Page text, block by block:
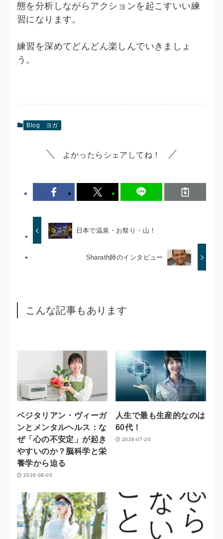
態を分析しながらアクションを起こすいい練
習になります。
練習を深めてどんどん楽しんでいきましょ
う。
Blog ヨガ
よかったらシェアしてね！
日本で温泉・お祭り・山！
Sharath師のインタビュー
こんな記事もあります
ベジタリアン・ヴィーガ
ンとメンタルヘルス：な
ぜ「心の不安定」が起き
やすいのか？脳科学と栄
養学から迫る
2026-08-05
人生で最も生産的なのは
60代！
2026-07-20